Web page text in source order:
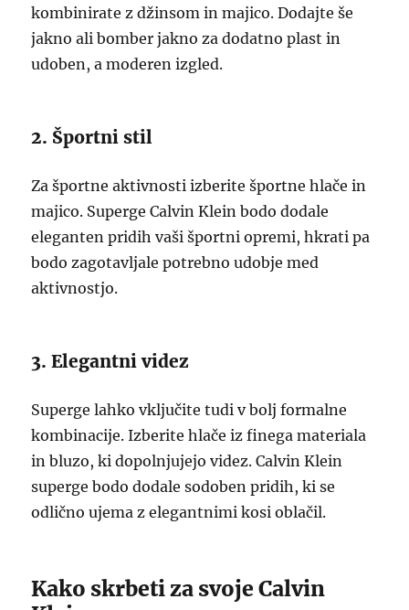
kombinirate z džinsom in majico. Dodajte še
jakno ali bomber jakno za dodatno plast in
udoben, a moderen izgled.
2. Športni stil
Za športne aktivnosti izberite športne hlače in
majico. Superge Calvin Klein bodo dodale
eleganten pridih vaši športni opremi, hkrati pa
bodo zagotavljale potrebno udobje med
aktivnostjo.
3. Elegantni videz
Superge lahko vključite tudi v bolj formalne
kombinacije. Izberite hlače iz finega materiala
in bluzo, ki dopolnjujejo videz. Calvin Klein
superge bodo dodale sodoben pridih, ki se
odlično ujema z elegantnimi kosi oblačil.
Kako skrbeti za svoje Calvin